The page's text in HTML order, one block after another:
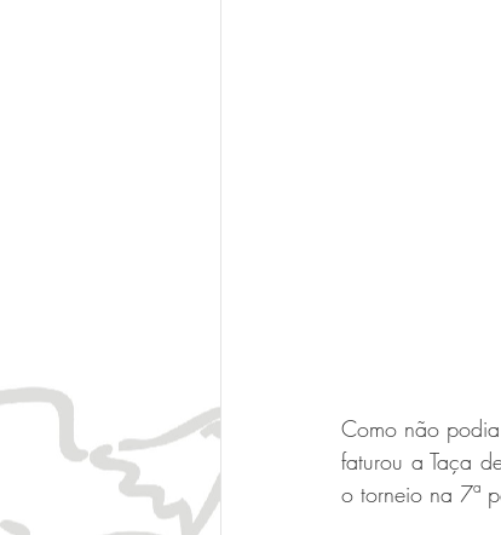
Como não
faturou a Taça
o torneio na 7ª